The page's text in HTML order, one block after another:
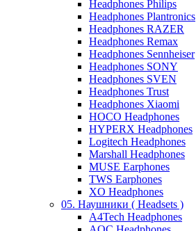
Headphones Philips
Headphones Plantronics
Headphones RAZER
Headphones Remax
Headphones Sennheiser
Headphones SONY
Headphones SVEN
Headphones Trust
Headphones Xiaomi
HOCO Headphones
HYPERX Headphones
Logitech Headphones
Marshall Headphones
MUSE Earphones
TWS Earphones
XO Headphones
05. Наушники ( Headsets )
A4Tech Headphones